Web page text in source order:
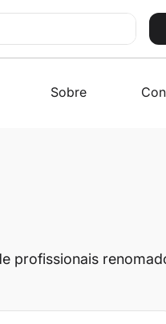
Sobre
profissionais